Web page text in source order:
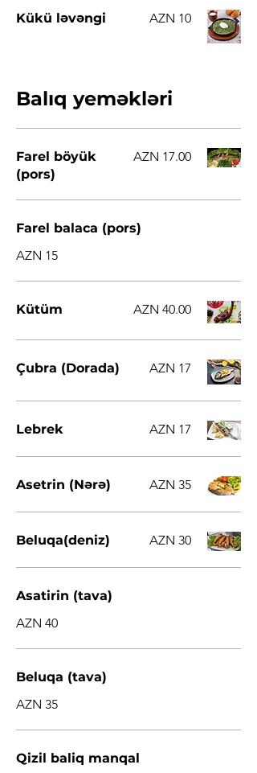
Kükü ləvəngi AZN 10
Balıq yeməkləri
Farel böyük
(pors)
AZN 17.00
Farel balaca (pors)
AZN 15
Kütüm AZN 40.00
Çubra (Dorada) AZN 17
Lebrek AZN 17
Asetrin (Nərə) AZN 35
Beluqa(deniz) AZN 30
Asatirin (tava)
AZN 40
Beluqa (tava)
AZN 35
Qizil baliq manqal